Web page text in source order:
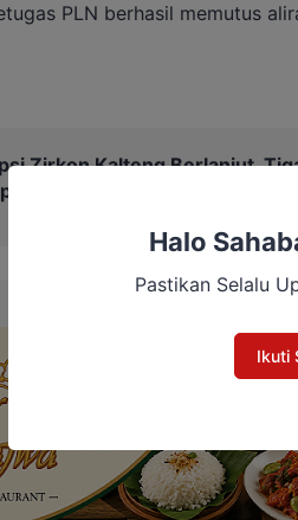
PLN berhasil memutus
Zirkon Kalteng Berlanjut,
Halo
Pastikan Selalu
Ikuti